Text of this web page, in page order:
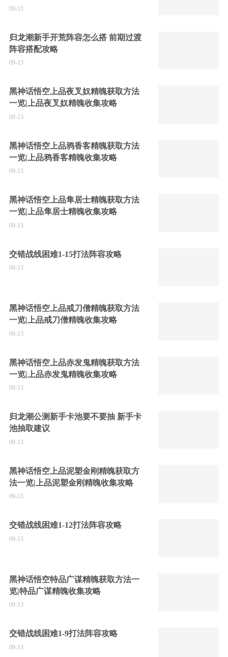
09-13
归龙潮新手开荒阵容怎么搭 前期过渡
阵容搭配攻略
09-13
黑神话悟空上品夜叉奴精魄获取方法
一览|上品夜叉奴精魄收集攻略
09-13
黑神话悟空上品鸦香客精魄获取方法
一览|上品鸦香客精魄收集攻略
09-13
黑神话悟空上品隼居士精魄获取方法
一览|上品隼居士精魄收集攻略
09-13
交错战线困难1-15打法阵容攻略
09-13
黑神话悟空上品戒刀僧精魄获取方法
一览|上品戒刀僧精魄收集攻略
09-13
黑神话悟空上品赤发鬼精魄获取方法
一览|上品赤发鬼精魄收集攻略
09-13
归龙潮公测新手卡池要不要抽 新手卡
池抽取建议
09-13
黑神话悟空上品泥塑金刚精魄获取方
法一览|上品泥塑金刚精魄收集攻略
09-13
交错战线困难1-12打法阵容攻略
09-13
黑神话悟空特品广谋精魄获取方法一
览|特品广谋精魄收集攻略
09-13
交错战线困难1-9打法阵容攻略
09-13